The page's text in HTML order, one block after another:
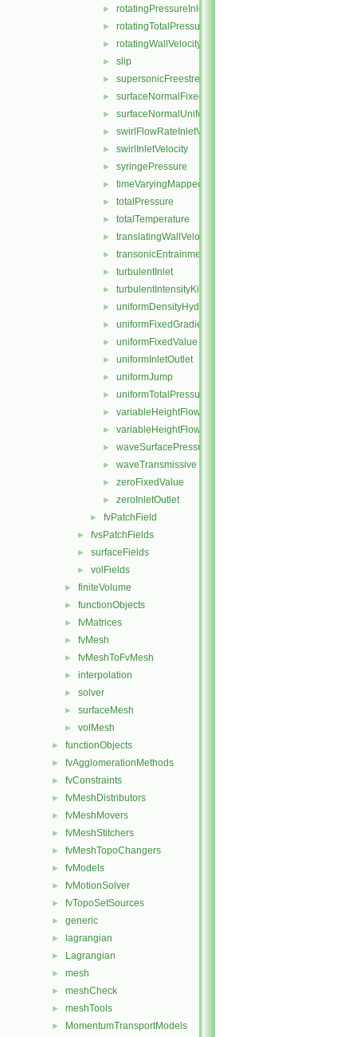
► rotatingPressureInletOutletVelocity
► rotatingTotalPressure
► rotatingWallVelocity
► slip
► supersonicFreestream
► surfaceNormalFixedValue
► surfaceNormalUniformFixedValue
► swirlFlowRateInletVelocity
► swirlInletVelocity
► syringePressure
► timeVaryingMappedFixedValue
► totalPressure
► totalTemperature
► translatingWallVelocity
► transonicEntrainmentPressure
► turbulentInlet
► turbulentIntensityKineticEnergyInlet
► uniformDensityHydrostaticPressure
► uniformFixedGradient
► uniformFixedValue
► uniformInletOutlet
► uniformJump
► uniformTotalPressure
► variableHeightFlowRate
► variableHeightFlowRateInletVelocity
► waveSurfacePressure
► waveTransmissive
► zeroFixedValue
► zeroInletOutlet
► fvPatchField
► fvsPatchFields
► surfaceFields
► volFields
► finiteVolume
► functionObjects
► fvMatrices
► fvMesh
► fvMeshToFvMesh
► interpolation
► solver
► surfaceMesh
► volMesh
► functionObjects
► fvAgglomerationMethods
► fvConstraints
► fvMeshDistributors
► fvMeshMovers
► fvMeshStitchers
► fvMeshTopoChangers
► fvModels
► fvMotionSolver
► fvTopoSetSources
► generic
► lagrangian
► Lagrangian
► mesh
► meshCheck
► meshTools
► MomentumTransportModels